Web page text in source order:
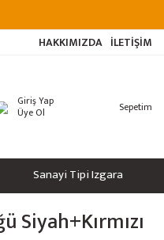
HAKKIMIZDA İLETİŞİM
Giriş Yap
Üye Ol Sepetim
Sanayi Tipi Izgara
Siyah+Kırmızı